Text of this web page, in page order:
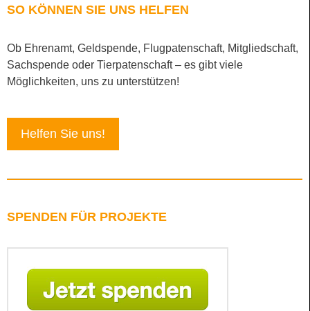
SO KÖNNEN SIE UNS HELFEN
Ob Ehrenamt, Geldspende, Flugpatenschaft, Mitgliedschaft,
Sachspende oder Tierpatenschaft – es gibt viele
Möglichkeiten, uns zu unterstützen!
Helfen Sie uns!
SPENDEN FÜR PROJEKTE